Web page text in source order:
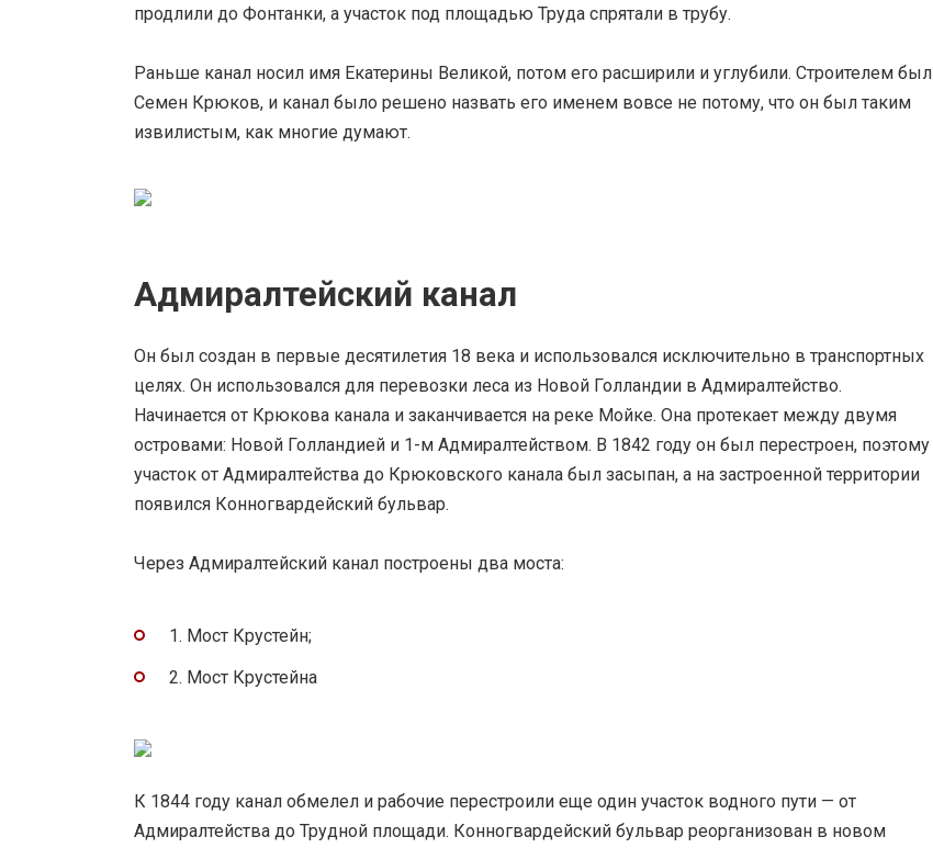
продлили до Фонтанки, а участок под площадью Труда спрятали в трубу.
Раньше канал носил имя Екатерины Великой, потом его расширили и углубили. Строителем был
Семен Крюков, и канал было решено назвать его именем вовсе не потому, что он был таким
извилистым, как многие думают.
Адмиралтейский канал
Он был создан в первые десятилетия 18 века и использовался исключительно в транспортных
целях. Он использовался для перевозки леса из Новой Голландии в Адмиралтейство.
Начинается от Крюкова канала и заканчивается на реке Мойке. Она протекает между двумя
островами: Новой Голландией и 1-м Адмиралтейством. В 1842 году он был перестроен, поэтому
участок от Адмиралтейства до Крюковского канала был засыпан, а на застроенной территории
появился Конногвардейский бульвар.
Через Адмиралтейский канал построены два моста:
1. Мост Крустейн;
2. Мост Крустейна
К 1844 году канал обмелел и рабочие перестроили еще один участок водного пути — от
Адмиралтейства до Трудной площади. Конногвардейский бульвар реорганизован в новом